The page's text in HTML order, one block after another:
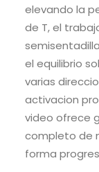
elevando la
de T, el
el equilibrio
varias
activacion
video ofrece
completo de
forma